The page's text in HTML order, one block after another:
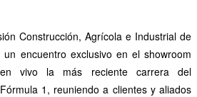
Construcción, Agrícola e Industrial de
encuentro exclusivo en el showroom
vivo la más reciente carrera del
1, reuniendo a clientes y aliados